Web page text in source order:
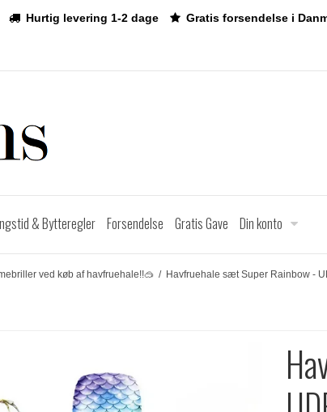
Hurtig levering 1-2 dage Gratis forsendelse i
& Bytteregler Forsendelse Gratis Gave Din konto
ved køb af havfruehale!!🥽 / Havfruehale sæt Super Rainbow -